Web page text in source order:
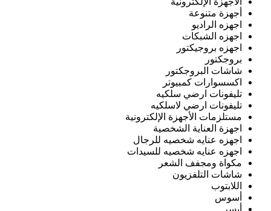
أجهزة متنوعة
اجهزه الراديو
اجهزه الشبكات
اجهزه بروجيكتور
بروجكتور
شاشات البروجكتور
اكسسوارات كمبيوتر
تليفونات ارضي سلكيه
تليفونات ارضي لاسلكيه
مستلزمات الأجهزة الإلكترونية
اجهزة العناية الشخصية
اجهزه عنايه شخصيه للرجال
اجهزه عنايه شخصيه للسيدات
مكواة ومجفف الشعر
شاشات التلفزيون
اللابتوب
أسوس